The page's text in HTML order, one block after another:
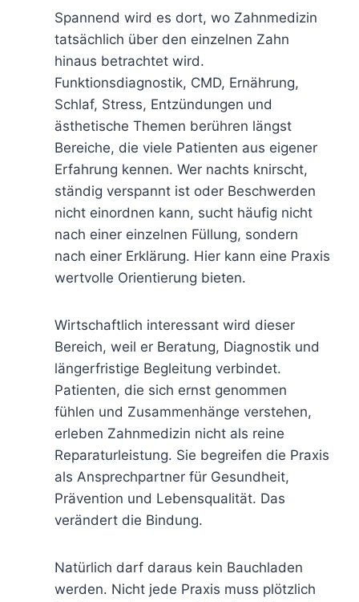
Spannend wird es dort, wo Zahnmedizin
tatsächlich über den einzelnen Zahn
hinaus betrachtet wird.
Funktionsdiagnostik, CMD, Ernährung,
Schlaf, Stress, Entzündungen und
ästhetische Themen berühren längst
Bereiche, die viele Patienten aus eigener
Erfahrung kennen. Wer nachts knirscht,
ständig verspannt ist oder Beschwerden
nicht einordnen kann, sucht häufig nicht
nach einer einzelnen Füllung, sondern
nach einer Erklärung. Hier kann eine Praxis
wertvolle Orientierung bieten.
Wirtschaftlich interessant wird dieser
Bereich, weil er Beratung, Diagnostik und
längerfristige Begleitung verbindet.
Patienten, die sich ernst genommen
fühlen und Zusammenhänge verstehen,
erleben Zahnmedizin nicht als reine
Reparaturleistung. Sie begreifen die Praxis
als Ansprechpartner für Gesundheit,
Prävention und Lebensqualität. Das
verändert die Bindung.
Natürlich darf daraus kein Bauchladen
werden. Nicht jede Praxis muss plötzlich